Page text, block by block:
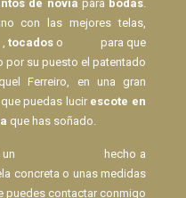
de novia para bodas.
con las mejores telas,
,tocados o
para que
por su puesto el patentado
Ferreiro, en una gran
puedas lucir escote en
que has soñado.
hecho a
concreta o unas medidas
puedes contactar conmigo